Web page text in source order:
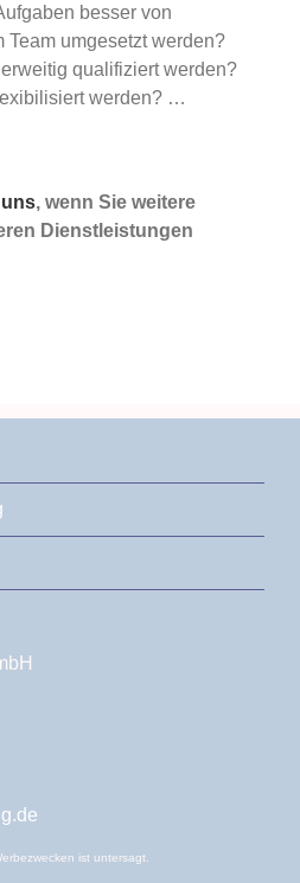
besser von
Team umgesetzt werden?
qualifiziert werden?
werden? …
, wenn Sie weitere
Dienstleistungen
ist untersagt.